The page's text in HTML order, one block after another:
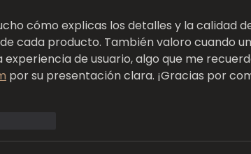
cómo explicas los detalles y la calidad
cada producto. También valoro cuando
experiencia de usuario, algo que me
por su presentación clara. ¡Gracias por